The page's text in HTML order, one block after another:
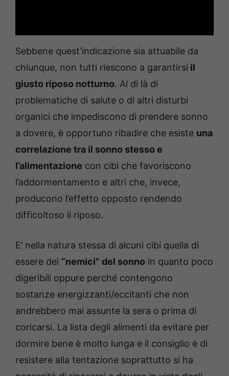
Sebbene quest’indicazione sia attuabile da
chiunque, non tutti riescono a garantirsi il
giusto riposo notturno. Al di là di
problematiche di salute o di altri disturbi
organici che impediscono di prendere sonno
a dovere, è opportuno ribadire che esiste una
correlazione tra il sonno stesso e
l’alimentazione con cibi che favoriscono
l’addormentamento e altri che, invece,
producono l’effetto opposto rendendo
difficoltoso il riposo.
E’ nella natura stessa di alcuni cibi quella di
essere dei “nemici” del sonno in quanto poco
digeribili oppure perché contengono
sostanze energizzanti/eccitanti che non
andrebbero mai assunte la sera o prima di
coricarsi. La lista degli alimenti da evitare per
dormire bene è molto lunga e il consiglio è di
resistere alla tentazione soprattutto si ha